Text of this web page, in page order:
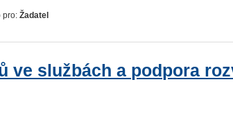
pro:Žadatel
ve službách a podpora